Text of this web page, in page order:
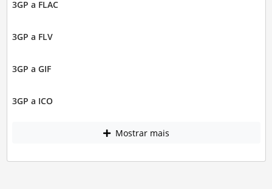
3GP a FLAC
3GP a FLV
3GP a GIF
3GP a ICO
Mostrar mais